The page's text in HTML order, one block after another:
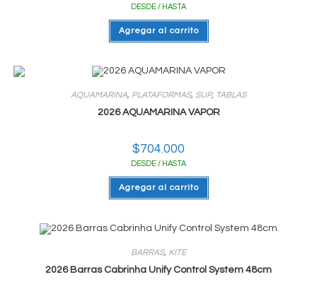
DESDE / HASTA
Agregar al carrito
AQUAMARINA, PLATAFORMAS, SUP, TABLAS
2026 AQUAMARINA VAPOR
$704.000
DESDE / HASTA
Agregar al carrito
BARRAS, KITE
2026 Barras Cabrinha Unify Control System 48cm